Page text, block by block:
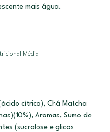
mais água.
Média
cítrico), Chá Matcha
Aromas, Sumo de
(sucralose e glicos